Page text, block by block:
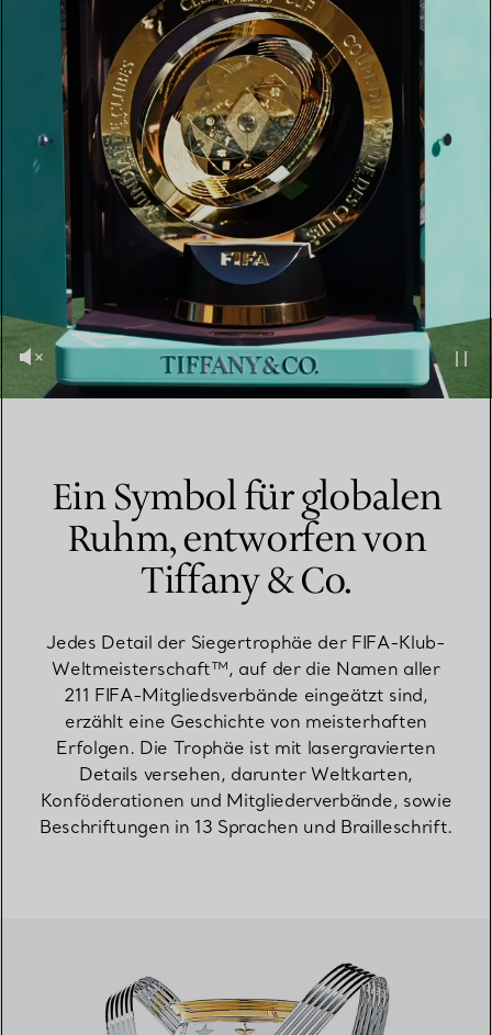
Ein Symbol für globalen
Ruhm, entworfen von
Tiffany & Co.
Jedes Detail der Siegertrophäe der FIFA-Klub-
Weltmeisterschaft™, auf der die Namen aller
211 FIFA-Mitgliedsverbände eingeätzt sind,
erzählt eine Geschichte von meisterhaften
Erfolgen. Die Trophäe ist mit lasergravierten
Details versehen, darunter Weltkarten,
Konföderationen und Mitgliederverbände, sowie
Beschriftungen in 13 Sprachen und Brailleschrift.